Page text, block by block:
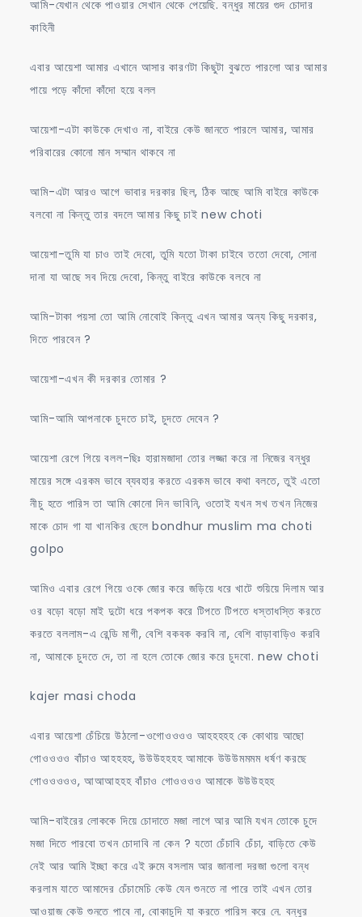
আমি-যেখান থেকে পাওয়ার সেখান থেকে পেয়েছি. বন্ধুর মায়ের গুদ চোদার
কাহিনী
এবার আয়েশা আমার এখানে আসার কারণটা কিছুটা বুঝতে পারলো আর আমার
পায়ে পড়ে কাঁদো কাঁদো হয়ে বলল
আয়েশা-এটা কাউকে দেখাও না, বাইরে কেউ জানতে পারলে আমার, আমার
পরিবারের কোনো মান সম্মান থাকবে না
আমি-এটা আরও আগে ভাবার দরকার ছিল, ঠিক আছে আমি বাইরে কাউকে
বলবো না কিন্তু তার বদলে আমার কিছু চাই new choti
আয়েশা-তুমি যা চাও তাই দেবো, তুমি যতো টাকা চাইবে ততো দেবো, সোনা
দানা যা আছে সব দিয়ে দেবো, কিন্তু বাইরে কাউকে বলবে না
আমি-টাকা পয়সা তো আমি নোবোই কিন্তু এখন আমার অন্য কিছু দরকার,
দিতে পারবেন ?
আয়েশা-এখন কী দরকার তোমার ?
আমি-আমি আপনাকে চুদতে চাই, চুদতে দেবেন ?
আয়েশা রেগে গিয়ে বলল-ছিঃ হারামজাদা তোর লজ্জা করে না নিজের বন্ধুর
মায়ের সঙ্গে এরকম ভাবে ব্যবহার করতে এরকম ভাবে কথা বলতে, তুই এতো
নীচু হতে পারিস তা আমি কোনো দিন ভাবিনি, ওতোই যখন সখ তখন নিজের
মাকে চোদ গা যা খানকির ছেলে bondhur muslim ma choti
golpo
আমিও এবার রেগে গিয়ে ওকে জোর করে জড়িয়ে ধরে খাটে শুয়িয়ে দিলাম আর
ওর বড়ো বড়ো মাই দুটো ধরে পকপক করে টিপতে টিপতে ধস্তাধস্তি করতে
করতে বললাম-এ রেন্ডি মাগী, বেশি বকবক করবি না, বেশি বাড়াবাড়িও করবি
না, আমাকে চুদতে দে, তা না হলে তোকে জোর করে চুদবো. new choti
kajer masi choda
এবার আয়েশা চেঁচিয়ে উঠলো-ওগোওওওও আহহহহহ কে কোথায় আছো
গোওওওও বাঁচাও আহহহহ, উউউহহহহ আমাকে উউউমমমম ধর্ষণ করছে
গোওওওওও, আআআহহহ বাঁচাও গোওওওও আমাকে উউউহহহ
আমি-বাইরের লোককে দিয়ে চোদাতে মজা লাগে আর আমি যখন তোকে চুদে
মজা দিতে পারবো তখন চোদাবি না কেন ? যতো চেঁচাবি চেঁচা, বাড়িতে কেউ
নেই আর আমি ইচ্ছা করে এই রুমে বসলাম আর জানালা দরজা গুলো বন্ধ
করলাম যাতে আমাদের চেঁচামেচি কেউ যেন শুনতে না পারে তাই এখন তোর
আওয়াজ কেউ শুনতে পাবে না, বোকাচুদি যা করতে পারিস করে নে. বন্ধুর